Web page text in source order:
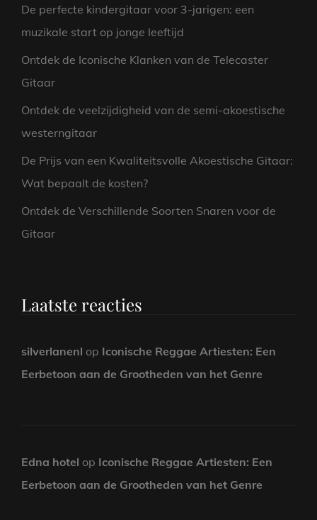
De perfecte kindergitaar voor 3-jarigen: een
muzikale start op jonge leeftijd
Ontdek de Iconische Klanken van de Telecaster
Gitaar
Ontdek de veelzijdigheid van de semi-akoestische
westerngitaar
De Prijs van een Kwaliteitsvolle Akoestische Gitaar:
Wat bepaalt de kosten?
Ontdek de Verschillende Soorten Snaren voor de
Gitaar
Laatste reacties
silverlanenl op Iconische Reggae Artiesten: Een
Eerbetoon aan de Grootheden van het Genre
Edna hotel op Iconische Reggae Artiesten: Een
Eerbetoon aan de Grootheden van het Genre